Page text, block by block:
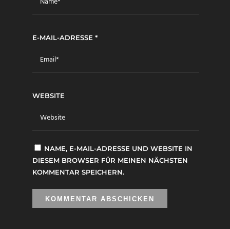
E-MAIL-ADRESSE *
WEBSITE
NAME, E-MAIL-ADRESSE UND WEBSITE IN
DIESEM BROWSER FÜR MEINEN NÄCHSTEN
KOMMENTAR SPEICHERN.